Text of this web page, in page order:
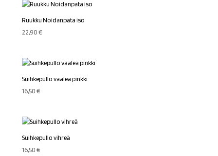
Ruukku Noidanpata iso
22,90€
Suihkepullo vaalea pinkki
16,50€
Suihkepullo vihreä
16,50€